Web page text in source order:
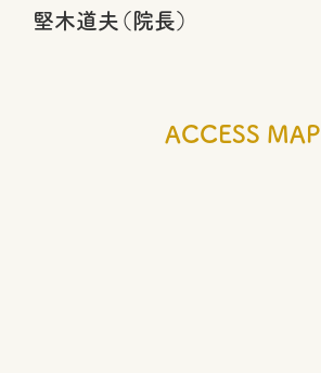
堅木道夫（院長）
ACCESS MAP